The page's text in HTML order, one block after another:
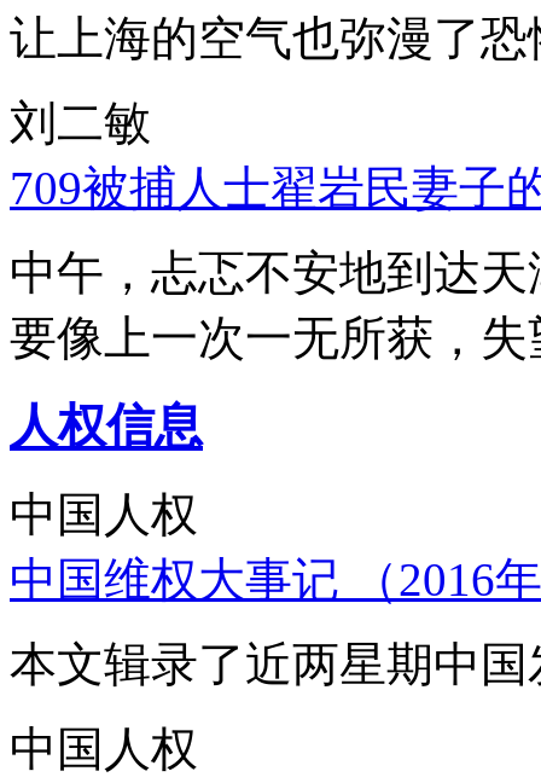
让上海的空气也弥漫了
刘二敏
709被捕人士翟岩民妻子
中午，忐忑不安地到达
要像上一次一无所获，
人权信息
中国人权
中国维权大事记 （2016
本文辑录了近两星期中
中国人权